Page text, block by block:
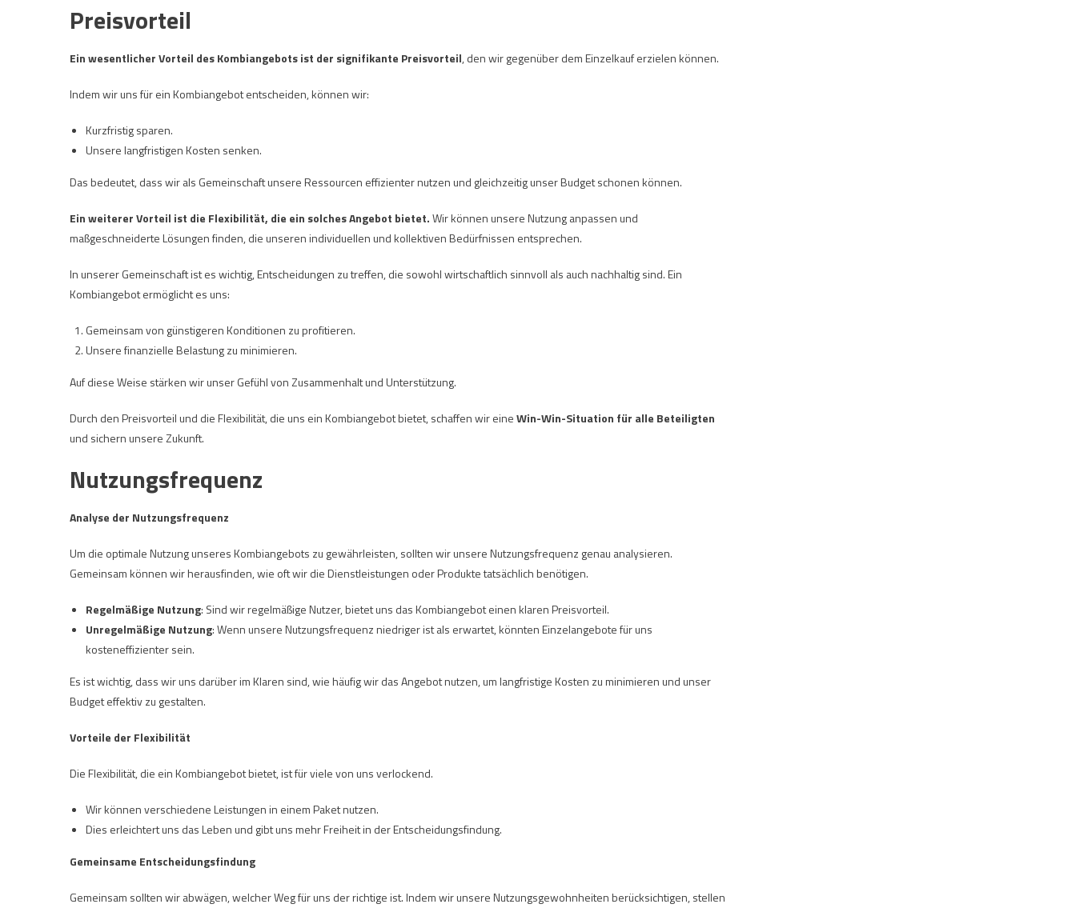
Preisvorteil
Ein wesentlicher Vorteil des Kombiangebots ist der signifikante Preisvorteil, den wir gegenüber dem Einzelkauf erzielen können.
Indem wir uns für ein Kombiangebot entscheiden, können wir:
Kurzfristig sparen.
Unsere langfristigen Kosten senken.
Das bedeutet, dass wir als Gemeinschaft unsere Ressourcen effizienter nutzen und gleichzeitig unser Budget schonen können.
Ein weiterer Vorteil ist die Flexibilität, die ein solches Angebot bietet.Wir können unsere Nutzung anpassen und
maßgeschneiderte Lösungen finden, die unseren individuellen und kollektiven Bedürfnissen entsprechen.
In unserer Gemeinschaft ist es wichtig, Entscheidungen zu treffen, die sowohl wirtschaftlich sinnvoll als auch nachhaltig sind. Ein
Kombiangebot ermöglicht es uns:
Gemeinsam von günstigeren Konditionen zu profitieren.
Unsere finanzielle Belastung zu minimieren.
Auf diese Weise stärken wir unser Gefühl von Zusammenhalt und Unterstützung.
Durch den Preisvorteil und die Flexibilität, die uns ein Kombiangebot bietet, schaffen wir eineWin-Win-Situation für alle Beteiligten
und sichern unsere Zukunft.
Nutzungsfrequenz
Analyse der Nutzungsfrequenz
Um die optimale Nutzung unseres Kombiangebots zu gewährleisten, sollten wir unsere Nutzungsfrequenz genau analysieren.
Gemeinsam können wir herausfinden, wie oft wir die Dienstleistungen oder Produkte tatsächlich benötigen.
Regelmäßige Nutzung: Sind wir regelmäßige Nutzer, bietet uns das Kombiangebot einen klaren Preisvorteil.
Unregelmäßige Nutzung: Wenn unsere Nutzungsfrequenz niedriger ist als erwartet, könnten Einzelangebote für uns
kosteneffizienter sein.
Es ist wichtig, dass wir uns darüber im Klaren sind, wie häufig wir das Angebot nutzen, um langfristige Kosten zu minimieren und unser
Budget effektiv zu gestalten.
Vorteile der Flexibilität
Die Flexibilität, die ein Kombiangebot bietet, ist für viele von uns verlockend.
Wir können verschiedene Leistungen in einem Paket nutzen.
Dies erleichtert uns das Leben und gibt uns mehr Freiheit in der Entscheidungsfindung.
Gemeinsame Entscheidungsfindung
Gemeinsam sollten wir abwägen, welcher Weg für uns der richtige ist. Indem wir unsere Nutzungsgewohnheiten berücksichtigen, stellen